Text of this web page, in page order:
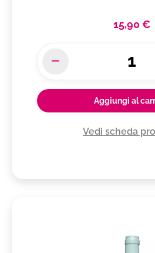
15,90 €
Aggiungi al
Vedi scheda